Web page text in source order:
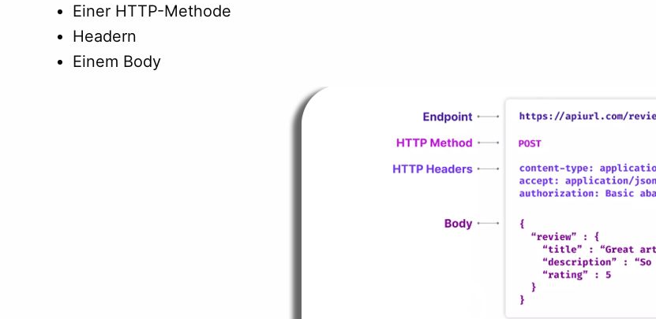
Einer HTTP-Methode
Headern
Einem Body